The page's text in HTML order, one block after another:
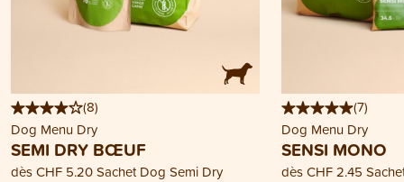
(8)
Dog Menu Dry
SEMI DRY BŒUF
dèsCHF 5.20Sachet Dog Semi Dry
(7)
Dog Menu Dry
SENSI MONO
dèsCHF 2.45